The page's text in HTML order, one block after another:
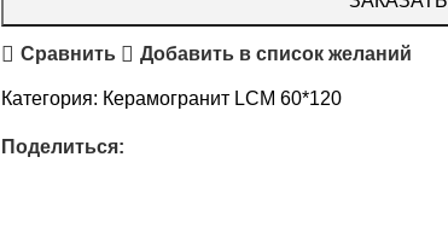
Сравнить Добавить в список желаний
Категория: Керамогранит LCM 60*120
Поделиться: